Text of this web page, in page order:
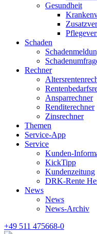
Gesundheit
Schaden
Rechner
Ansparrechner
Renditerechner
Zinsrechner
Themen
Service-App
Service
Kunden-
KickTipp
Kundenzeitung
DRK-Rente
News
News
News-Archiv
+49 511 475668-0